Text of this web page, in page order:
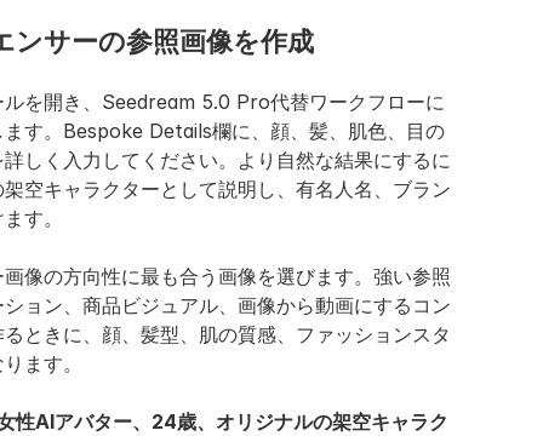
サーの参照画像を作成
を開き、Seedream 5.0 Pro代替ワークフローに
す。Bespoke Details欄に、顔、髪、肌色、目の
しく入力してください。より自然な結果にするに
空キャラクターとして説明し、有名人名、ブラン
す。
像の方向性に最も合う画像を選びます。強い参照
ョン、商品ビジュアル、画像から動画にするコン
ときに、顔、髪型、肌の質感、ファッションスタ
ます。
性AIアバター、24歳、オリジナルの架空キャラク